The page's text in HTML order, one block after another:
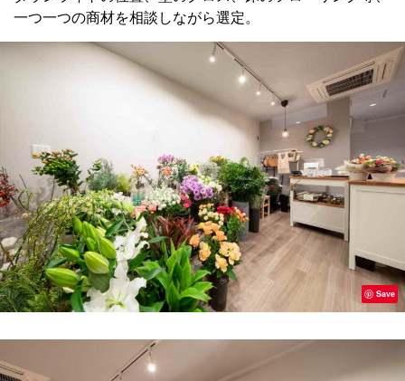
一つ一つの商材を相談しながら選定。
Save